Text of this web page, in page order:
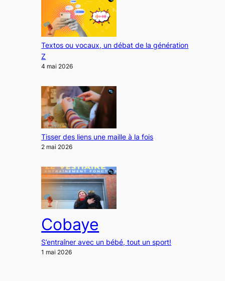
Textos ou vocaux, un débat de la génération
Z
4 mai 2026
Tisser des liens une maille à la fois
2 mai 2026
Cobaye
S’entraîner avec un bébé, tout un sport!
1 mai 2026